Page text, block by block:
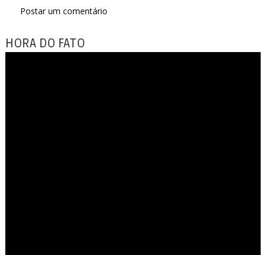
Postar um comentário
HORA DO FATO